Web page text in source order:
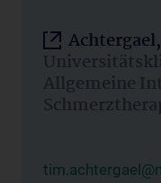
Allgemeine